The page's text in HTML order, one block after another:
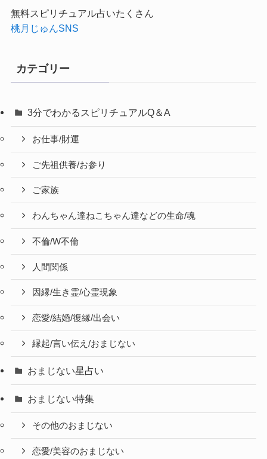
無料スピリチュアル占いたくさん
桃月じゅんSNS
カテゴリー
3分でわかるスピリチュアルQ＆A
お仕事/財運
ご先祖供養/お参り
ご家族
わんちゃん達ねこちゃん達などの生命/魂
不倫/W不倫
人間関係
因縁/生き霊/心霊現象
恋愛/結婚/復縁/出会い
縁起/言い伝え/おまじない
おまじない星占い
おまじない特集
その他のおまじない
恋愛/美容のおまじない